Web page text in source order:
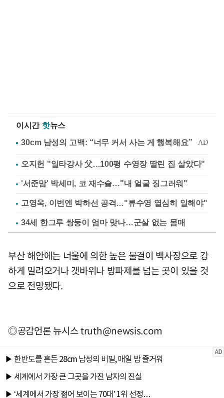
이시간 핫뉴스
오지헌 "일타강사 父…100평 수영장 딸린 집 살았다"
'서준맘' 박세미, 코 재수술…"내 얼굴 징그러워"
고영욱, 이번엔 박하선 공격…"류수영 열심히 일해야"
34세 한그루 쌍둥이 엄마 맞나…군살 없는 몸매
부산 해안에는 너울에 의한 높은 물결이 백사장으로 강
하게 밀려오거나 갯바위나 방파제를 넘는 곳이 있을 것
으로 전망됐다.
◎공감언론 뉴시스truth@newsis.com